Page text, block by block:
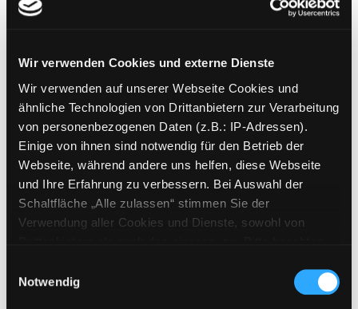
Wir verwenden Cookies und externe Dienste
Wir verwenden auf unserer Webseite Cookies und
ähnliche Technologien von Drittanbietern zur Verarbeitung
von personenbezogenen Daten (z.B.: IP-Adressen).
Einige von ihnen sind notwendig für den Betrieb der
Webseite, während andere uns helfen, diese Webseite
und Ihre Erfahrung zu verbessern. Bei Auswahl der
Schaltfläche „Alle zulassen“ stimmen Sie der
Verwendung aller Cookies und Dienste, sowohl von
Cookies von Drittanbietern, eine Verarbeitung in
unsicheren Drittländern (Länder außerhalb des EWR
Notwendig
Weißer Schnee, rotes Blut
Mörderisch gute Weihnachtsgeschichten
Mediengruppe:Belletristik
Suche nach diesem Verfasser
Beschreibung ein-/ausblenden